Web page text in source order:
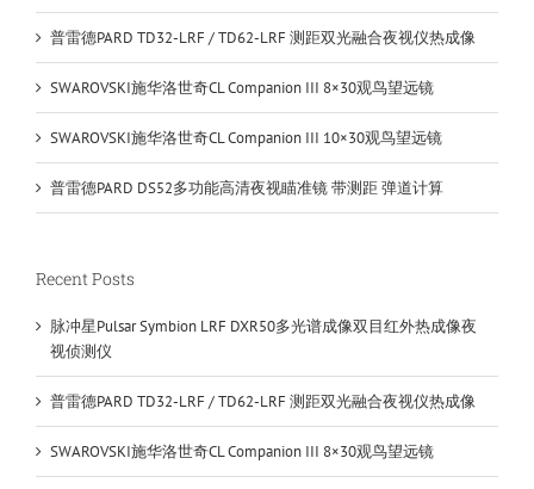
普雷德PARD TD32-LRF / TD62-LRF 测距双光融合夜视仪热成像
SWAROVSKI施华洛世奇CL Companion III 8×30观鸟望远镜
SWAROVSKI施华洛世奇CL Companion III 10×30观鸟望远镜
普雷德PARD DS52多功能高清夜视瞄准镜 带测距 弹道计算
Recent Posts
脉冲星Pulsar Symbion LRF DXR50多光谱成像双目红外热成像夜
视侦测仪
普雷德PARD TD32-LRF / TD62-LRF 测距双光融合夜视仪热成像
SWAROVSKI施华洛世奇CL Companion III 8×30观鸟望远镜